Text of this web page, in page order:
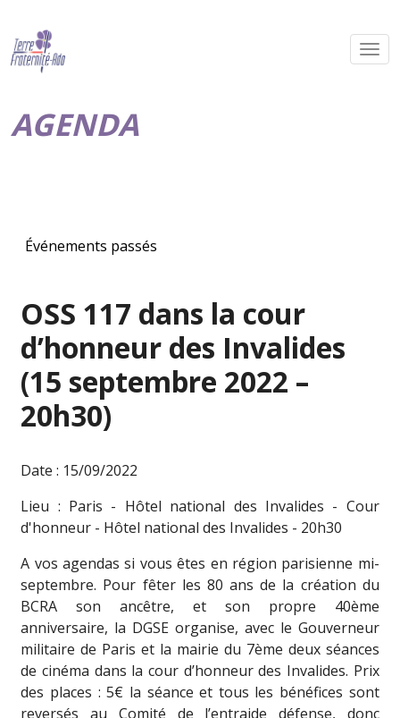
AGENDA
Événements passés
OSS 117 dans la cour
d’honneur des Invalides
(15 septembre 2022 –
20h30)
Date : 15/09/2022
Lieu : Paris - Hôtel national des Invalides - Cour
d'honneur - Hôtel national des Invalides - 20h30
A vos agendas si vous êtes en région parisienne mi-
septembre. Pour fêter les 80 ans de la création du
BCRA son ancêtre, et son propre 40ème
anniversaire, la DGSE organise, avec le Gouverneur
militaire de Paris et la mairie du 7ème deux séances
de cinéma dans la cour d’honneur des Invalides. Prix
des places : 5€ la séance et tous les bénéfices sont
reversés au Comité de l’entraide défense, donc